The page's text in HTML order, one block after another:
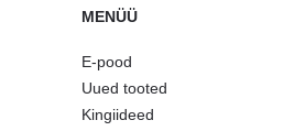
MENÜÜ
E-pood
Uued tooted
Kingiideed